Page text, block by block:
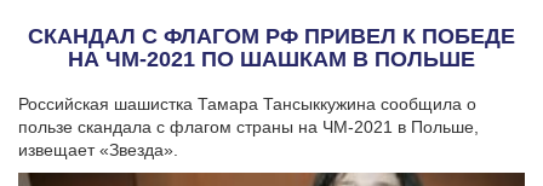
СКАНДАЛ С ФЛАГОМ РФ ПРИВЕЛ К ПОБЕДЕ
НА ЧМ-2021 ПО ШАШКАМ В ПОЛЬШЕ
Российская шашистка Тамара Тансыккужина сообщила о
пользе скандала с флагом страны на ЧМ-2021 в Польше,
извещает «Звезда».